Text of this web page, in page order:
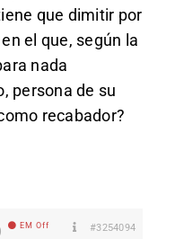
que dimitir por
el que, según la
nada
persona de su
recabador?
EM Off #3254094